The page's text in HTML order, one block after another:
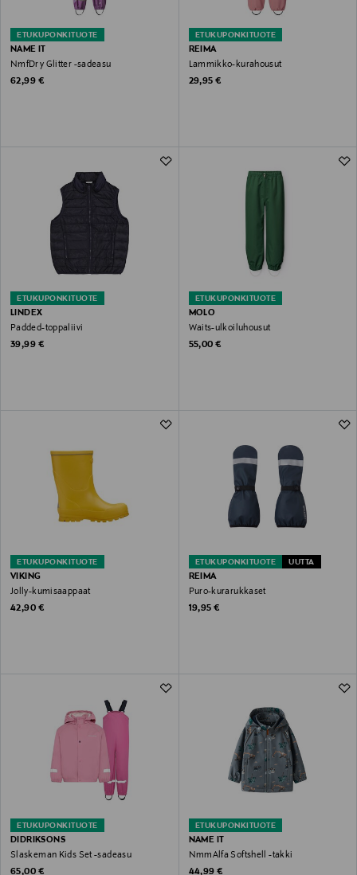
ETUKUPONKITUOTE
NAME IT
NmfDry Glitter -sadeasu
Original Price
62,99 €
ETUKUPONKITUOTE
REIMA
Lammikko-kurahousut
Original Price
29,95 €
ETUKUPONKITUOTE
LINDEX
Padded-toppaliivi
Original Price
39,99 €
ETUKUPONKITUOTE
MOLO
Waits-ulkoiluhousut
Original Price
55,00 €
ETUKUPONKITUOTE
VIKING
Jolly-kumisaappaat
Original Price
42,90 €
ETUKUPONKITUOTE UUTTA
REIMA
Puro-kurarukkaset
Original Price
19,95 €
ETUKUPONKITUOTE
DIDRIKSONS
Slaskeman Kids Set -sadeasu
Original Price
65,00 €
ETUKUPONKITUOTE
NAME IT
NmmAlfa Softshell -takki
Original Price
44,99 €